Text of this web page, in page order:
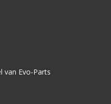
van Evo-Parts